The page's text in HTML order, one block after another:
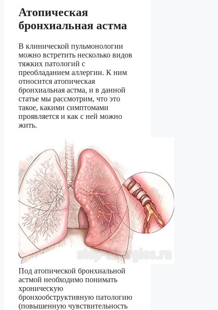
Атопическая
бронхиальная астма
В клинической пульмонологии
можно встретить несколько видов
тяжких патологий с
преобладанием аллергии. К ним
относится атопическая
бронхиальная астма, и в данной
статье мы рассмотрим, что это
такое, какими симптомами
проявляется и как с ней можно
жить.
Под атопической бронхиальной
астмой необходимо понимать
хроническую
бронхообструктивную патологию
(повышенную чувствительность